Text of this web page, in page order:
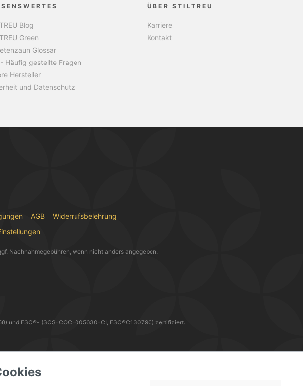
Blog
Green
Glossar
- Häufig gestellte Fragen
Hersteller
und Datenschutz
ÜBER STILTREU
Karriere
Kontakt
AGB
Widerrufsbelehrung
Nachnahmegebühren, wenn nicht anders angegeben.
und FSC®- (SCS-COC-005630-CI, FSC®C130790) zertifiziert.
WIR LIEFERN DIR DEINE BESTELLUNG MIT